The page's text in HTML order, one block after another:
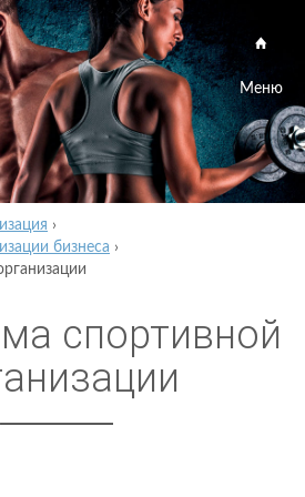
Меню
›
бизнеса ›
спортивной